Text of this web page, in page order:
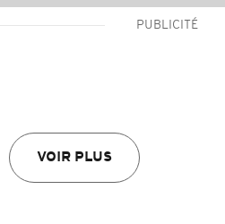
PUBLICITÉ
VOIR PLUS